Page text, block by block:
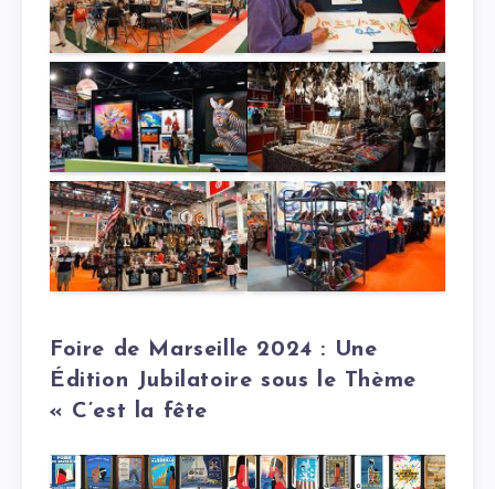
Foire de Marseille 2024 : Une
Édition Jubilatoire sous le Thème
« C’est la fête